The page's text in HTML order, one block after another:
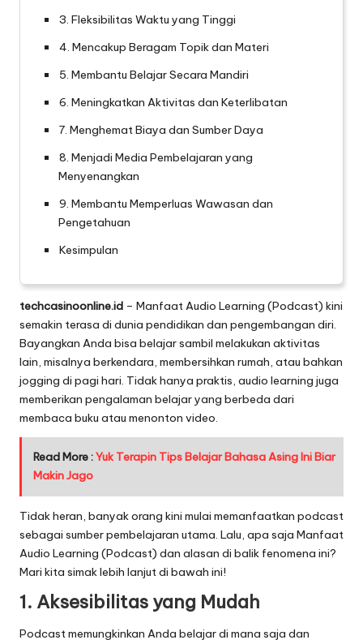
3. Fleksibilitas Waktu yang Tinggi
4. Mencakup Beragam Topik dan Materi
5. Membantu Belajar Secara Mandiri
6. Meningkatkan Aktivitas dan Keterlibatan
7. Menghemat Biaya dan Sumber Daya
8. Menjadi Media Pembelajaran yang
Menyenangkan
9. Membantu Memperluas Wawasan dan
Pengetahuan
Kesimpulan
techcasinoonline.id – Manfaat Audio Learning (Podcast) kini
semakin terasa di dunia pendidikan dan pengembangan diri.
Bayangkan Anda bisa belajar sambil melakukan aktivitas
lain, misalnya berkendara, membersihkan rumah, atau bahkan
jogging di pagi hari. Tidak hanya praktis, audio learning juga
memberikan pengalaman belajar yang berbeda dari
membaca buku atau menonton video.
Read More :Yuk Terapin Tips Belajar Bahasa Asing Ini Biar
Makin Jago
Tidak heran, banyak orang kini mulai memanfaatkan podcast
sebagai sumber pembelajaran utama. Lalu, apa saja Manfaat
Audio Learning (Podcast) dan alasan di balik fenomena ini?
Mari kita simak lebih lanjut di bawah ini!
1. Aksesibilitas yang Mudah
Podcast memungkinkan Anda belajar di mana saja dan